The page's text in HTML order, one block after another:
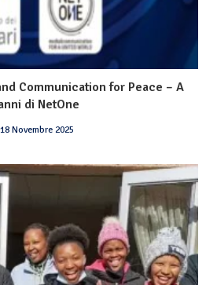
Communication for Peace – A
di NetOne
18 Novembre 2025